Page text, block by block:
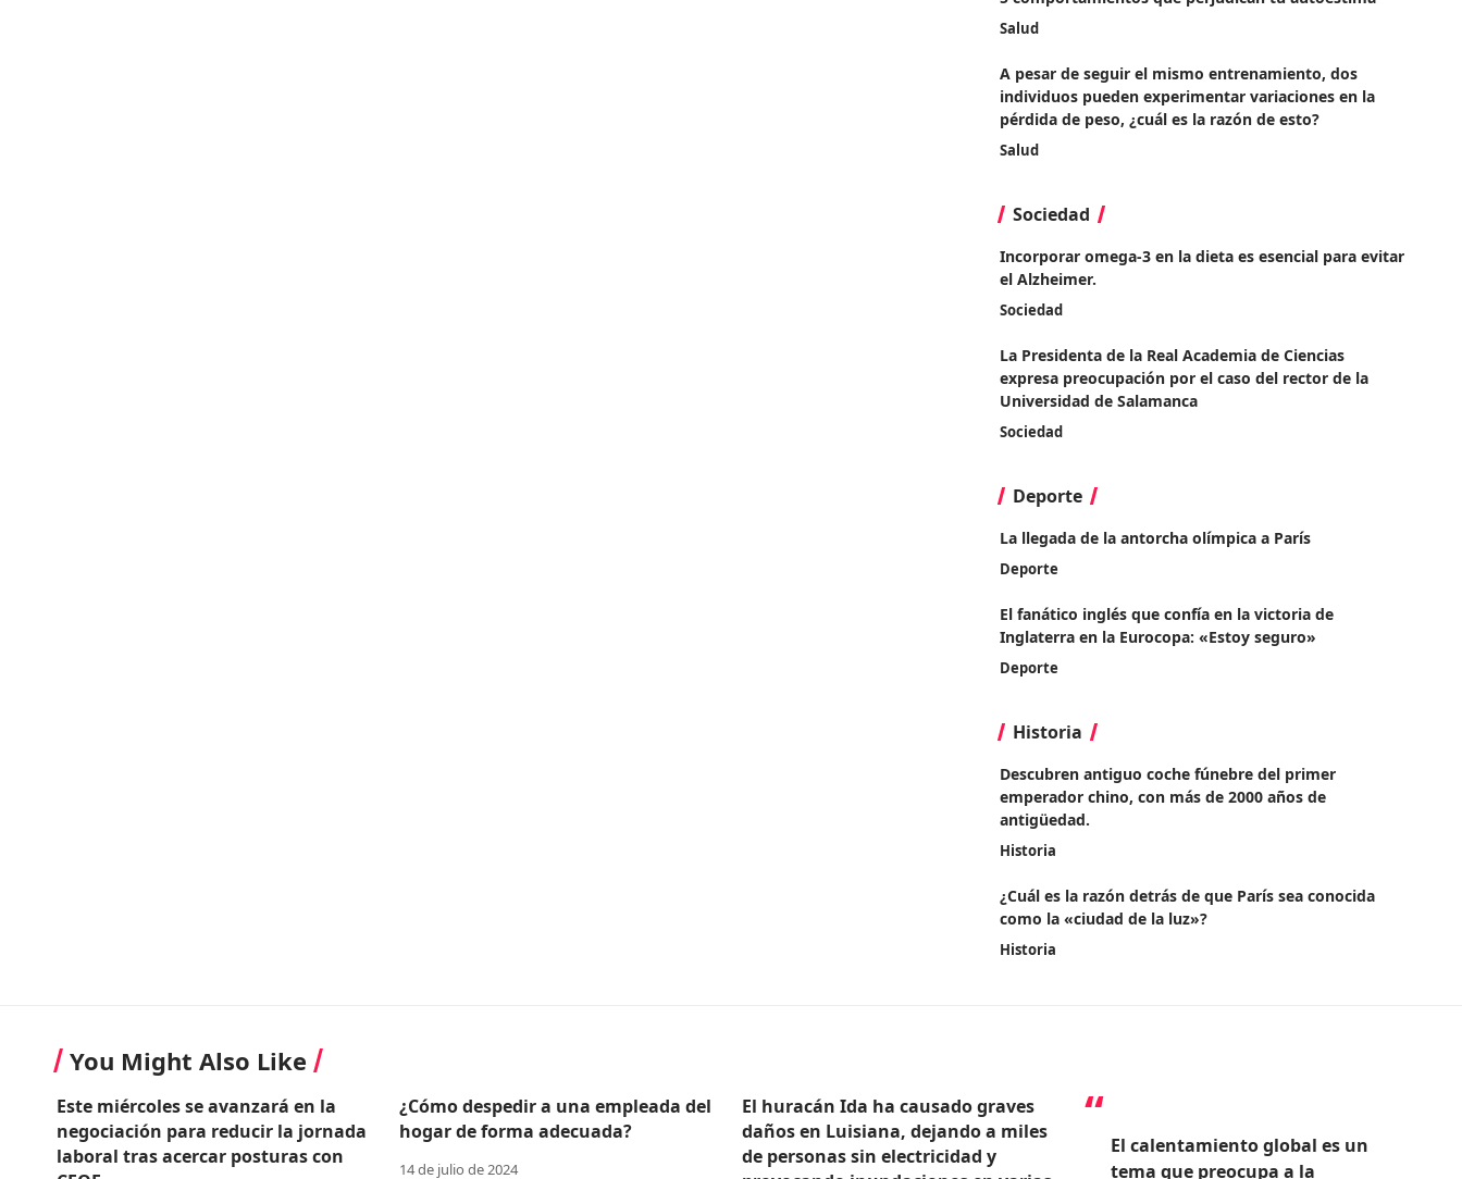
Salud
A pesar de seguir el mismo entrenamiento, dos
individuos pueden experimentar variaciones en la
pérdida de peso, ¿cuál es la razón de esto?
Salud
Sociedad
Incorporar omega-3 en la dieta es esencial para evitar
el Alzheimer.
Sociedad
La Presidenta de la Real Academia de Ciencias
expresa preocupación por el caso del rector de la
Universidad de Salamanca
Sociedad
Deporte
La llegada de la antorcha olímpica a París
Deporte
El fanático inglés que confía en la victoria de
Inglaterra en la Eurocopa: «Estoy seguro»
Deporte
Historia
Descubren antiguo coche fúnebre del primer
emperador chino, con más de 2000 años de
antigüedad.
Historia
¿Cuál es la razón detrás de que París sea conocida
como la «ciudad de la luz»?
Historia
You Might Also Like
Este miércoles se avanzará en la
negociación para reducir la jornada
laboral tras acercar posturas con
¿Cómo despedir a una empleada del
hogar de forma adecuada?
14 de julio de 2024
El huracán Ida ha causado graves
daños en Luisiana, dejando a miles
de personas sin electricidad y
El calentamiento global es un
tema que preocupa a la